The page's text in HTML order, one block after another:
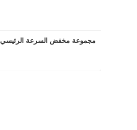
مجموعة مخفض السرعة الرئيسي 5 طن